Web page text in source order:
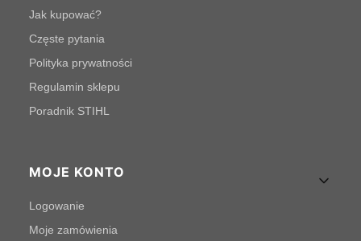
Jak kupować?
Częste pytania
Polityka prywatności
Regulamin sklepu
Poradnik STIHL
MOJE KONTO
Logowanie
Moje zamówienia